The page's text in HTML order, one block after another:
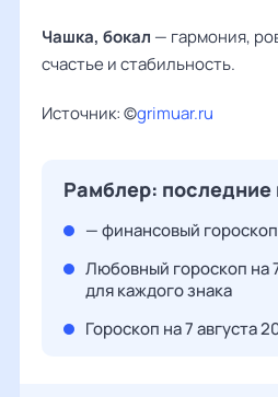
Чашка, бокал — гармония,
счастье и стабильность.
Источник: ©grimuar.ru
Рамблер: последние
— финансовый гороскоп
Любовный гороскоп на
для каждого знака
Гороскоп на 7 августа